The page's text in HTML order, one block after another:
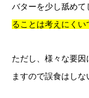
バターを少し舐めて
ることは考えにくい
ただし、様々な要
ますので誤食はしな